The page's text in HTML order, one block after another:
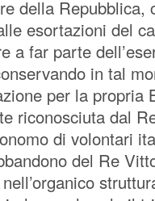
della Repubblica,
esortazioni del
a far parte
in tal
per la propria
riconosciuta dal
di volontari
del Re